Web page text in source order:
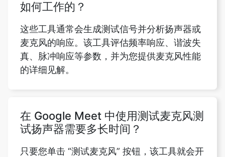
如何工作的？
这些工具通常会生成测试信号并分析扬声器或
麦克风的响应。该工具评估频率响应、谐波失
真、脉冲响应等参数，并为您提供麦克风性能
的详细见解。
在 Google Meet 中使用测试麦克风测
试扬声器需要多长时间？
只要您单击 “测试麦克风” 按钮，该工具就会开